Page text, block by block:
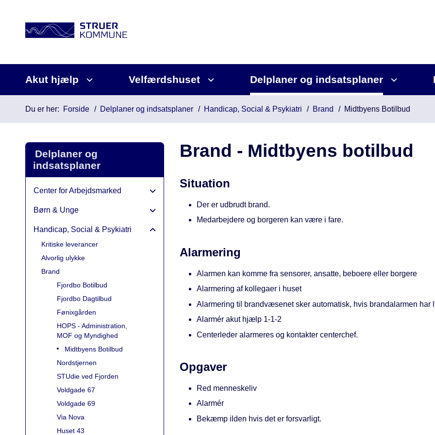
Akut hjælp Velfærdshuset Delplaner og indsatsplaner
Du er her: Forside Delplaner og indsatsplaner Handicap, Social & Psykiatri Brand Midtbyens Botilbud
Delplaner og
indsatsplaner
Center for Arbejdsmarked
Børn & Unge
Handicap, Social & Psykiatri
Kritiske leverancer
Alvorlig ulykke
Brand
Fjordbo Botilbud
Fjordbo Dagtilbud
Fønixgården
HOPS - Administration,
MOF og Myndighed
Midtbyens Botilbud
Nordstjernen
STUdie ved Fjorden
Voldgade 67
Voldgade 69
Via Nova
Huset 43
Brand - Midtbyens botilbud
Situation
Der er udbrudt brand.
Medarbejdere og borgeren kan være i fare.
Alarmering
Alarmen kan komme fra sensorer, ansatte, beboere eller borgere
Alarmering af kollegaer i huset
Alarmering til brandvæsenet sker automatisk, hvis brandalarmen har
Alarmér akut hjælp 1-1-2
Centerleder alarmeres og kontakter centerchef.
Opgaver
Red menneskeliv
Alarmér
Bekæmp ilden hvis det er forsvarligt.